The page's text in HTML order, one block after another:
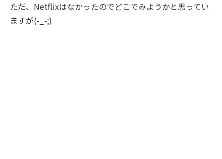
ただ、Netflixはなかったのでどこでみようかと思ってい
ますが(-_-;)